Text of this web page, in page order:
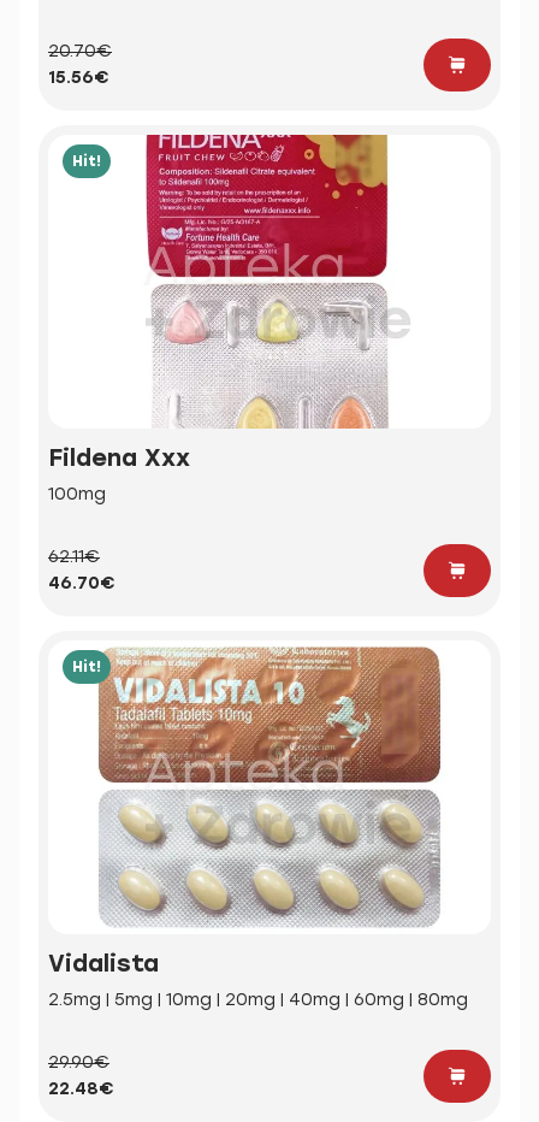
20.70€
15.56€
Hit!
Fildena Xxx
100mg
62.11€
46.70€
Hit!
Vidalista
2.5mg | 5mg | 10mg | 20mg | 40mg | 60mg | 80mg
29.90€
22.48€